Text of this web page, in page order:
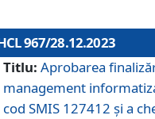
967/28.12.2023
Titlu: Aprobarea
management
cod SMIS 127412 și a